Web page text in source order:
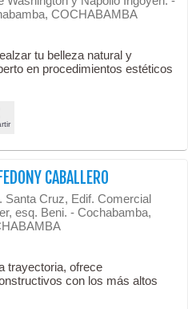
COCHABAMBA
tu belleza natural y
en procedimientos estéticos
CABALLERO
Santa Cruz, Edif. Comercial
esq. Beni. - Cochabamba,
trayectoria, ofrece
con los más altos